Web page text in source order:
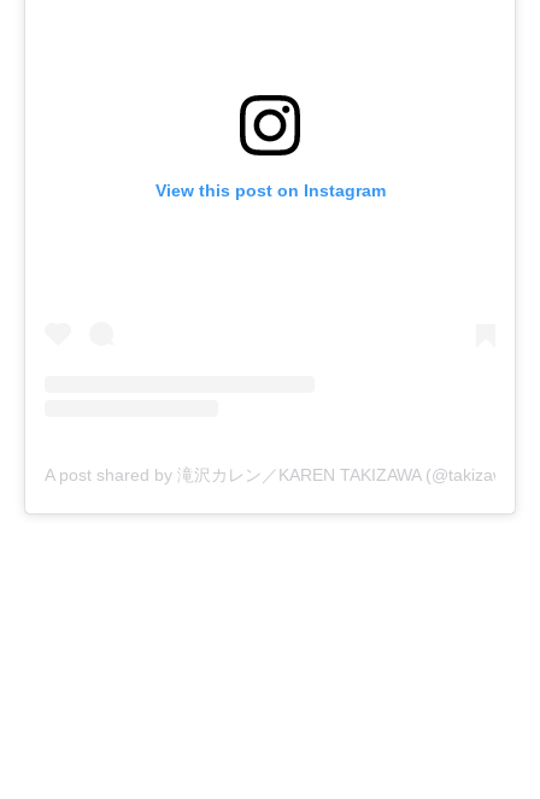
View this post on Instagram
A post shared by 滝沢カレン／KAREN TAKIZAWA